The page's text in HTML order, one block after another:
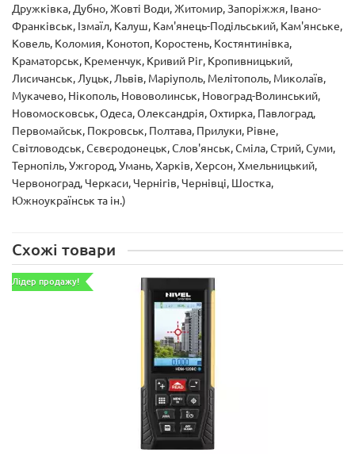
Дружківка, Дубно, Жовті Води, Житомир, Запоріжжя, Івано-
Франківськ, Ізмаїл, Калуш, Кам'янець-Подільський, Кам'янське,
Ковель, Коломия, Конотоп, Коростень, Костянтинівка,
Краматорськ, Кременчук, Кривий Ріг, Кропивницький,
Лисичанськ, Луцьк, Львів, Маріуполь, Мелітополь, Миколаїв,
Мукачево, Нікополь, Нововолинськ, Новоград-Волинський,
Новомосковськ, Одеса, Олександрія, Охтирка, Павлоград,
Первомайськ, Покровськ, Полтава, Прилуки, Рівне,
Світловодськ, Сєвєродонецьк, Слов'янськ, Сміла, Стрий, Суми,
Тернопіль, Ужгород, Умань, Харків, Херсон, Хмельницький,
Червоноград, Черкаси, Чернігів, Чернівці, Шостка,
Южноукраїнськ та ін.)
Схожі товари
Лідер продажу!